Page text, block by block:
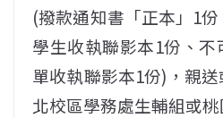
(撥款通知書「正本」1
學生收執聯影本1份、
單收執聯影本1份)，親
北校區學務處生輔組或